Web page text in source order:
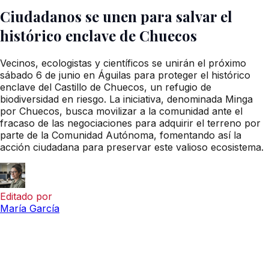
Ciudadanos se unen para salvar el
histórico enclave de Chuecos
Vecinos, ecologistas y científicos se unirán el próximo
sábado 6 de junio en Águilas para proteger el histórico
enclave del Castillo de Chuecos, un refugio de
biodiversidad en riesgo. La iniciativa, denominada Minga
por Chuecos, busca movilizar a la comunidad ante el
fracaso de las negociaciones para adquirir el terreno por
parte de la Comunidad Autónoma, fomentando así la
acción ciudadana para preservar este valioso ecosistema.
Editado por
María García